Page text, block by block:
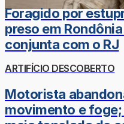
Foragido por
preso em
conjunta com o RJ
ARTIFÍCIO DESCOBERTO
Motorista
movimento e foge;